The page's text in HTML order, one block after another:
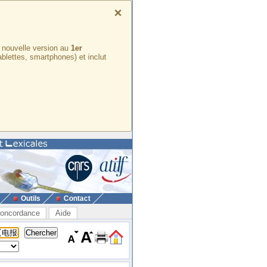
×
version au 1er
smartphones) et inclut
Outils Contact
Aide